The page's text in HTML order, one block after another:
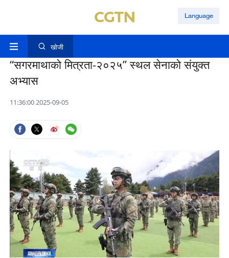
Language
खोजी
“सगरमाथाको मित्रता-२०२५” स्थल सेनाको संयुक्त
अभ्यास
11:36:00 2025-09-05